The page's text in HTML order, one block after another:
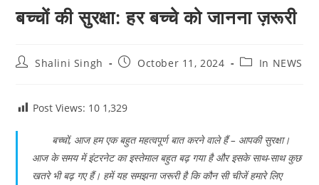
बच्चों की सुरक्षा: हर बच्चे को जानना ज़रूरी
PostShalini Singh
PostOctober 11, 2024
PostIn NEWS
Post Views: 10 1,329
बच्चों, आज हम एक बहुत महत्वपूर्ण बात करने वाले हैं – आपकी सुरक्षा।
आज के समय में इंटरनेट का इस्तेमाल बहुत बढ़ गया है और इसके साथ-साथ कुछ
खतरे भी बढ़ गए हैं। हमें यह समझना जरूरी है कि कौन सी चीजें हमारे लिए